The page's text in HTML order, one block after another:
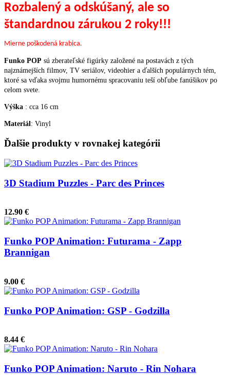
Rozbalený a odskúšaný, ale so
štandardnou zárukou 2 roky!!!
Mierne poškodená krabica.
Funko POP sú zberateľské figúrky založené na postavách z tých
najznámejších filmov, TV seriálov, videohier a ďalších populárnych tém,
ktoré sa vďaka svojmu humornému spracovaniu teší obľube fanúšikov po
celom svete.
Výška : cca 16 cm
Materiál: Vinyl
Ďalšie produkty v rovnakej kategórii
3D Stadium Puzzles - Parc des Princes
12.90 €
Funko POP Animation: Futurama - Zapp
Brannigan
9.00 €
Funko POP Animation: GSP - Godzilla
8.44 €
Funko POP Animation: Naruto - Rin Nohara